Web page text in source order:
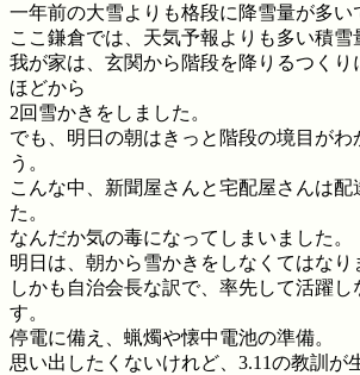
一年前の大雪よりも格段に降雪量が多い
ここ鎌倉では、天気予報よりも多い積雪
我が家は、玄関から階段を降りるつくり
ほどから
2回雪かきをしました。
でも、明日の朝はきっと階段の境目がわ
う。
こんな中、新聞屋さんと宅配屋さんは配
た。
なんだか気の毒になってしまいました。
明日は、朝から雪かきをしなくてはなり
しかも自治会長な訳で、率先して活躍
す。
停電に備え、蝋燭や懐中電池の準備。
思い出したくないけれど、3.11の教訓が